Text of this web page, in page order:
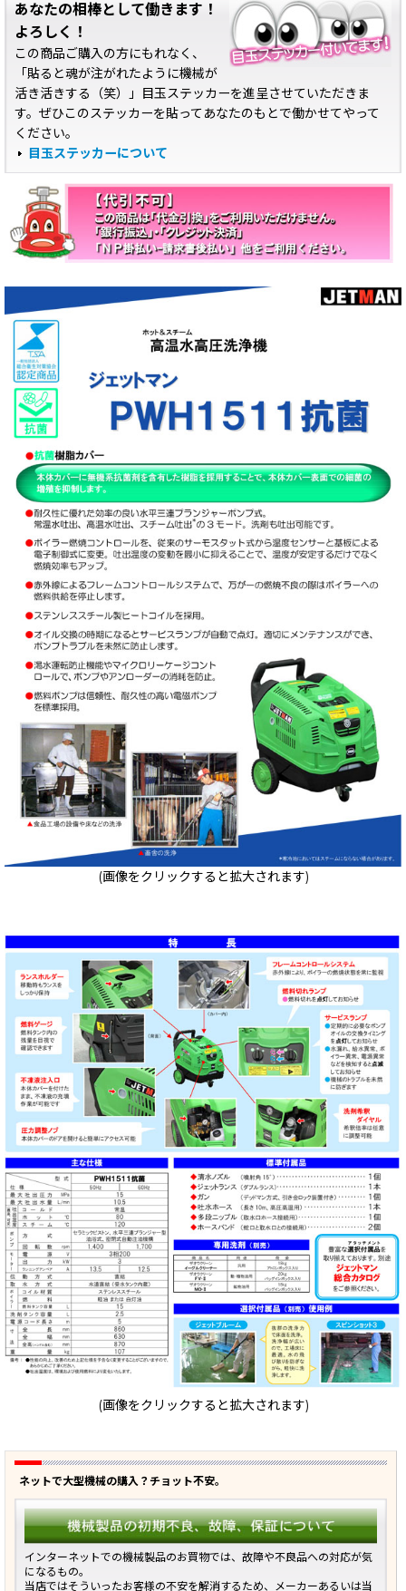
あなたの相棒として働きます！
よろしく！
この商品ご購入の方にもれなく、
「貼ると魂が注がれたように機械が
活き活きする（笑）」目玉ステッカーを進呈させていただきま
す。ぜひこのステッカーを貼ってあなたのもとで働かせてやって
ください。
目玉ステッカーについて
(画像をクリックすると拡大されます)
(画像をクリックすると拡大されます)
ネットで大型機械の購入？チョット不安。
インターネットでの機械製品のお買物では、故障や不良品への対応が気
になるもの。
当店ではそういったお客様の不安を解消するため、メーカーあるいは当